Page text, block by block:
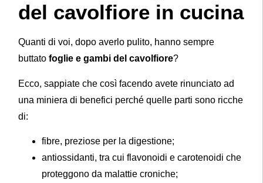
del cavolfiore in cucina
Quanti di voi, dopo averlo pulito, hanno sempre
buttatofoglie e gambi del cavolfiore?
Ecco, sappiate che così facendo avete rinunciato ad
una miniera di benefici perché quelle parti sono ricche
di:
fibre, preziose per la digestione;
antiossidanti, tra cui flavonoidi e carotenoidi che
proteggono da malattie croniche;